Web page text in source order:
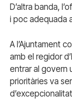
D’altra banda,
i poc adequada
A l’Ajuntament
amb el regidor
entrar al govern
prioritàries va